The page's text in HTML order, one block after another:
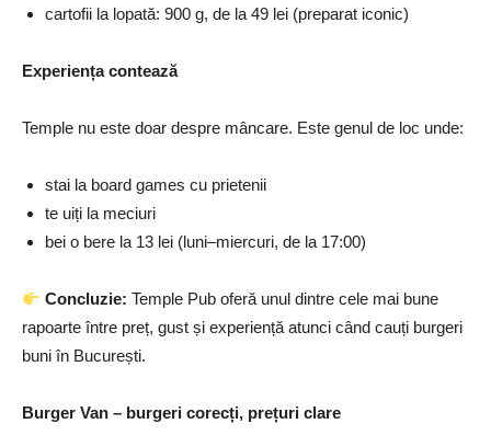
cartofii la lopată: 900 g, de la 49 lei (preparat iconic)
Experiența contează
Temple nu este doar despre mâncare. Este genul de loc unde:
stai la board games cu prietenii
te uiți la meciuri
bei o bere la 13 lei (luni–miercuri, de la 17:00)
Concluzie: Temple Pub oferă unul dintre cele mai bune
rapoarte între preț, gust și experiență atunci când cauți burgeri
buni în București.
Burger Van – burgeri corecți, prețuri clare